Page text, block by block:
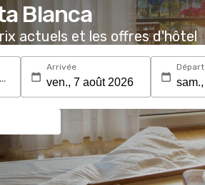
Blanca
actuels et les offres d'hôtel
Recherchez une destination ou un hôtel
Arrivée Départ